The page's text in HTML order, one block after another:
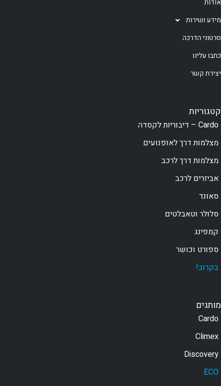
אודות
מידע ושירות
סרטוני הדרכה
כתבו עלינו
יצירת קשר
קטגוריות
Cardo – דיבוריות לקסדה
מצלמות דרך לאופנועים
מצלמות דרך לרכב
אביזרים לרכב
סאונד
סלולר וטאבלטים
קמפינג
ספורט וכושר
בקרוב!
מותגים
Cardo
Climex
Discovery
ECO